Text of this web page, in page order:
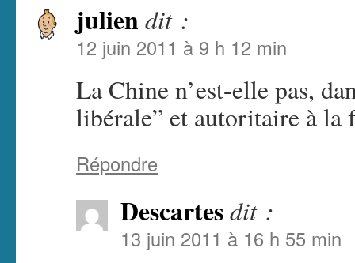
julien dit :
12 juin 2011 à 9 h 12 min
La Chine n’est-elle pas,
libérale” et autoritaire à la
Répondre
Descartesdit :
13 juin 2011 à 16 h 55 min